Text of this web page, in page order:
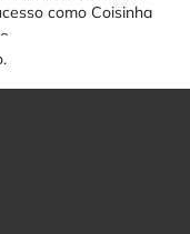
como Coisinha